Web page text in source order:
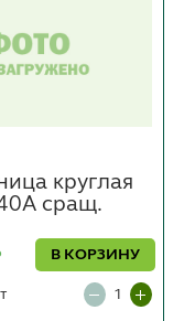
круглая
сращ.
В КОРЗИНУ